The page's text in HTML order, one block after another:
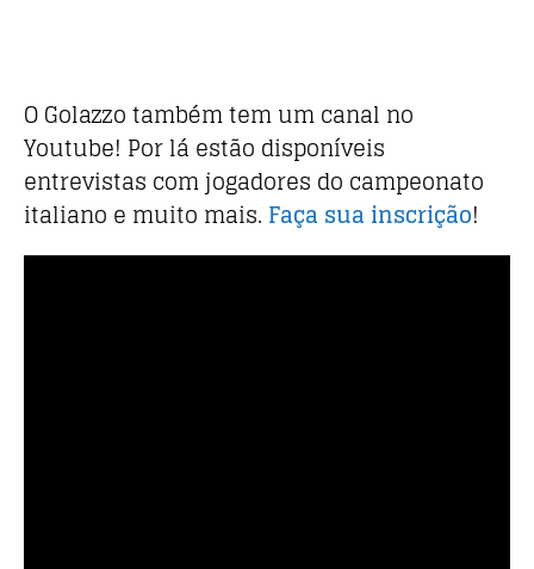
O Golazzo também tem um canal no
Youtube! Por lá estão disponíveis
entrevistas com jogadores do campeonato
italiano e muito mais. Faça sua inscrição!